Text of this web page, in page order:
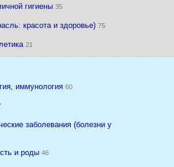
гигиены 35
красота и здоровье) 75
21
иммунология 60
заболевания (болезни у
и роды 46